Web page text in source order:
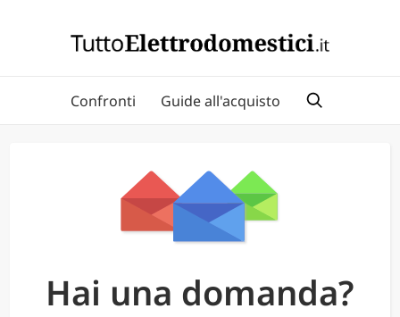
Confronti Guide all'acquisto
Hai una domanda?